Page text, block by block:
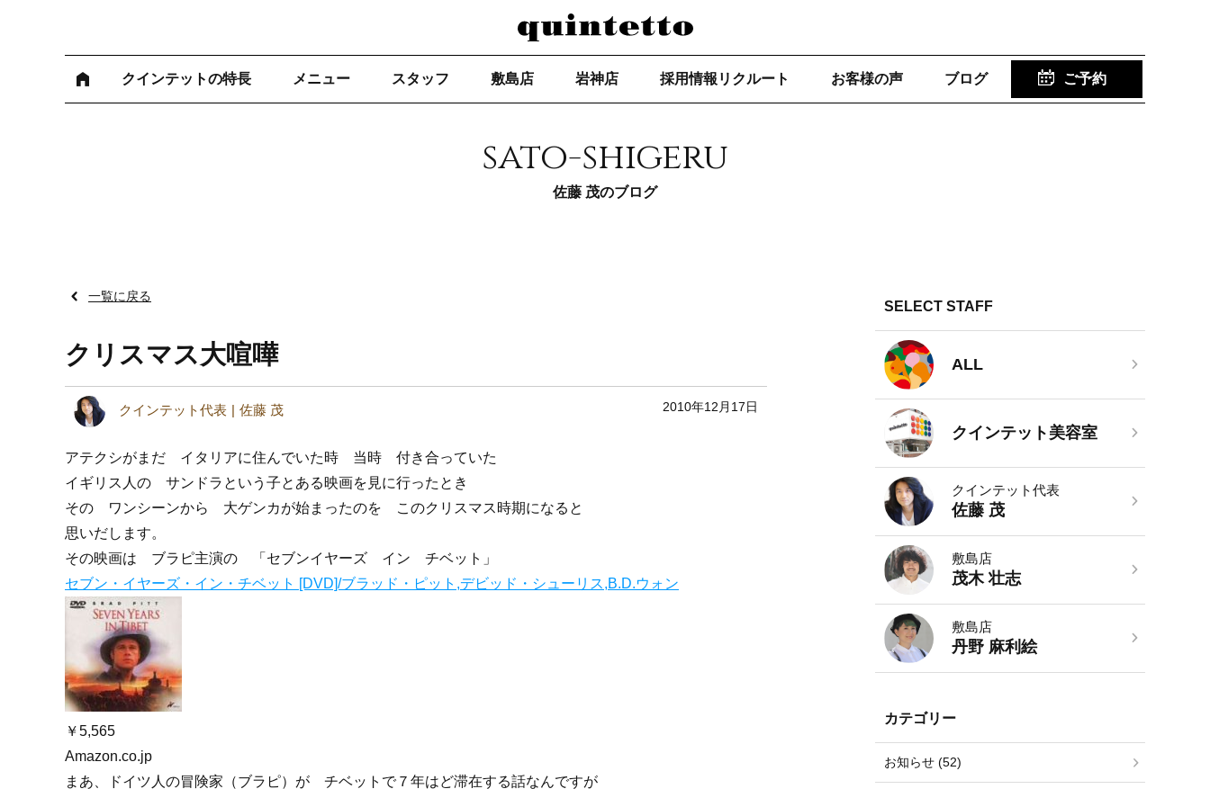
クインテットの特長 メニュー スタッフ 敷島店 岩神店 採用情報リクルート お客様の声 ブログ ご予約
sato-shigeru
佐藤 茂のブログ
一覧に戻る
クリスマス大喧嘩
クインテット代表 佐藤 茂 2010年12月17日
アテクシがまだ イタリアに住んでいた時 当時 付き合っていた
イギリス人の サンドラという子とある映画を見に行ったとき
その ワンシーンから 大ゲンカが始まったのを このクリスマス時期になると
思いだします。
その映画は ブラピ主演の 「セブンイヤーズ イン チベット」
セブン・イヤーズ・イン・チベット [DVD]/ブラッド・ピット,デビッド・シューリス,B.D.ウォン
￥5,565
Amazon.co.jp
まあ、ドイツ人の冒険家（ブラピ）が チベットで７年はど滞在する話なんですが
SELECT STAFF
ALL
クインテット美容室
クインテット代表
佐藤 茂
敷島店
茂木 壮志
敷島店
丹野 麻利絵
カテゴリー
お知らせ (52)